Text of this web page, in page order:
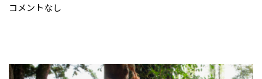
コメントなし